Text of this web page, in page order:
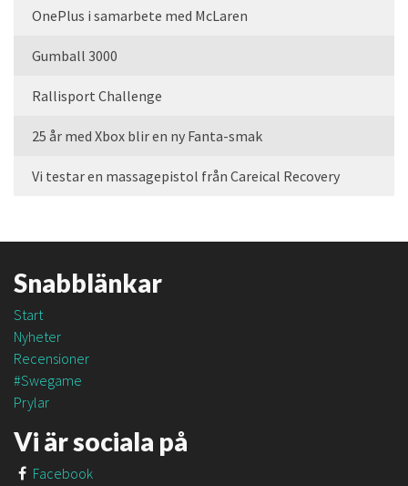
OnePlus i samarbete med McLaren
Gumball 3000
Rallisport Challenge
25 år med Xbox blir en ny Fanta-smak
Vi testar en massagepistol från Careical Recovery
Snabblänkar
Start
Nyheter
Recensioner
#Swegame
Prylar
Vi är sociala på
Facebook